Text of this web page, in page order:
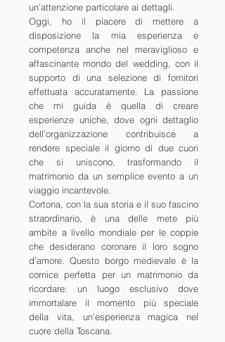
un’attenzione particolare ai dettagli.
Oggi, ho il piacere di mettere a
disposizione la mia esperienza e
competenza anche nel meraviglioso e
affascinante mondo del wedding, con il
supporto di una selezione di fornitori
effettuata accuratamente. La passione
che mi guida è quella di creare
esperienze uniche, dove ogni dettaglio
dell’organizzazione contribuisce a
rendere speciale il giorno di due cuori
che si uniscono, trasformando il
matrimonio da un semplice evento a un
viaggio incantevole.
Cortona, con la sua storia e il suo fascino
straordinario, è una delle mete più
ambite a livello mondiale per le coppie
che desiderano coronare il loro sogno
d’amore. Questo borgo medievale è la
cornice perfetta per un matrimonio da
ricordare: un luogo esclusivo dove
immortalare il momento più speciale
della vita, un'esperienza magica nel
cuore della Toscana.